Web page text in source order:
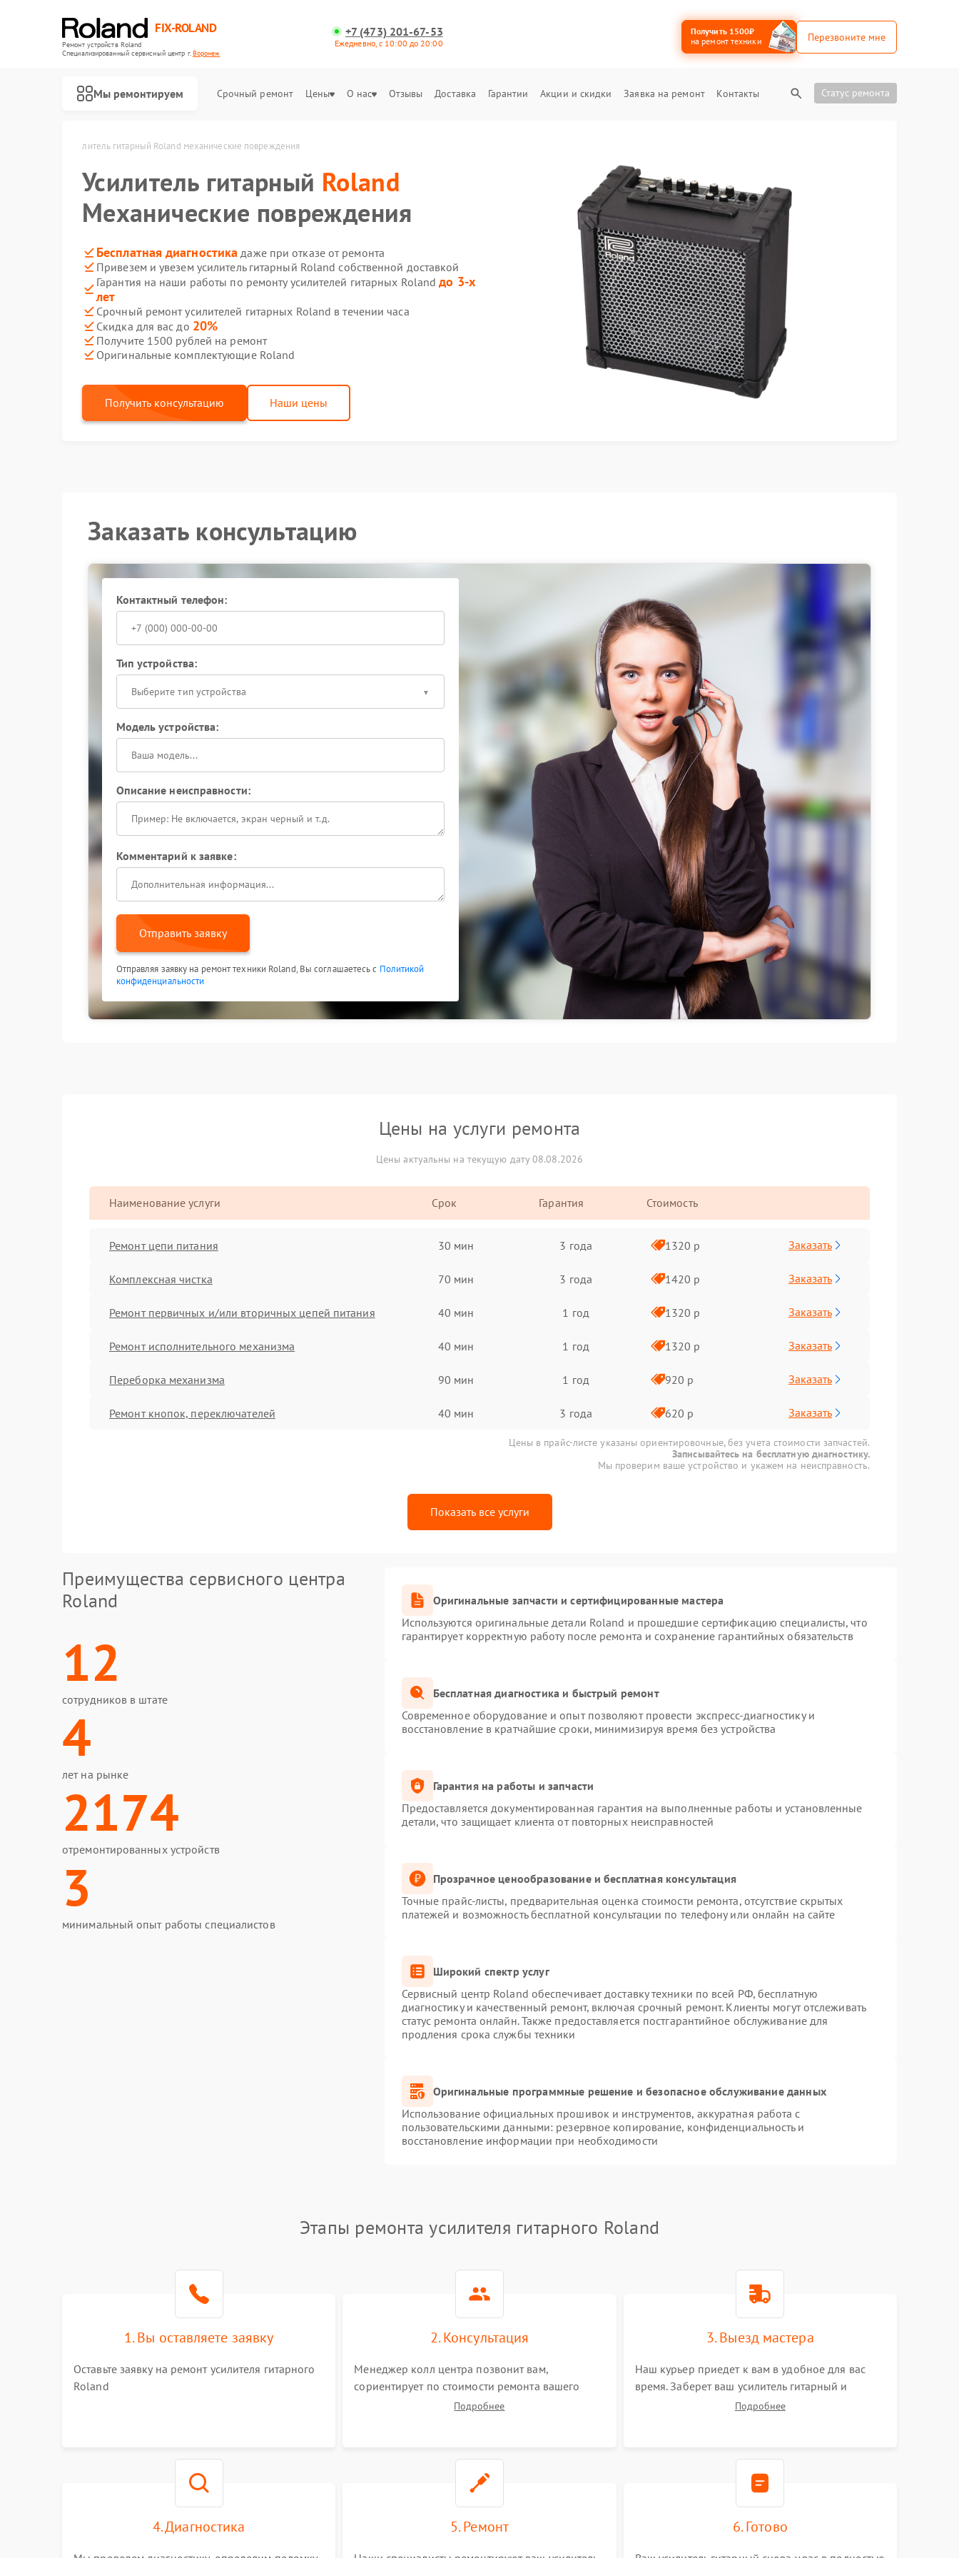
FIX-ROLAND
Ремонт устройств Roland
Специализированный cервисный центр г.Воронеж
+7 (473) 201-67-53
Ежедневно, с 10:00 до 20:00
Получить 1500₽
на ремонт техники
Перезвоните мне
Мы ремонтируем Срочный ремонт Цены О нас Отзывы Доставка Гарантии Акции и скидки Заявка на ремонт Контакты Статус ремонта
Усилитель гитарный Roland механические повреждения
Усилитель гитарный Roland
Механические повреждения
Бесплатная диагностика даже при отказе от ремонта
Привезем и увезем усилитель гитарный Roland собственной доставкой
Гарантия на наши работы по ремонту усилителей гитарных Rolandдо 3-х
лет
Срочный ремонт усилителей гитарных Roland в течении часа
Скидка для вас до 20%
Получите 1500 рублей на ремонт
Оригинальные комплектующие Roland
Получить консультацию Наши цены
Заказать консультацию
Контактный телефон:
Тип устройства:
Выберите тип устройства
Модель устройства:
Описание неисправности:
Комментарий к заявке:
Отправить заявку
Отправляя заявку на ремонт техники Roland, Вы соглашаетесь с Политикой
конфиденциальности
Цены на услуги ремонта
Цены актуальны на текущую дату 08.08.2026
Наименование услуги Срок Гарантия Стоимость
Ремонт цепи питания 30 мин 3 года 1320 р Заказать
Комплексная чистка 70 мин 3 года 1420 р Заказать
Ремонт первичных и/или вторичных цепей питания 40 мин 1 год 1320 р Заказать
Ремонт исполнительного механизма 40 мин 1 год 1320 р Заказать
Переборка механизма 90 мин 1 год 920 р Заказать
Ремонт кнопок, переключателей 40 мин 3 года 620 р Заказать
Цены в прайс-листе указаны ориентировочные, без учета стоимости запчастей.
Записывайтесь на бесплатную диагностику.
Мы проверим ваше устройство и укажем на неисправность.
Показать все услуги
Преимущества сервисного центра
Roland
12
сотрудников в штате
4
лет на рынке
2174
отремонтированных устройств
3
минимальный опыт работы специалистов
Оригинальные запчасти и сертифицированные мастера
Используются оригинальные детали Roland и прошедшие сертификацию специалисты, что
гарантирует корректную работу после ремонта и сохранение гарантийных обязательств
Бесплатная диагностика и быстрый ремонт
Современное оборудование и опыт позволяют провести экспресс-диагностику и
восстановление в кратчайшие сроки, минимизируя время без устройства
Гарантия на работы и запчасти
Предоставляется документированная гарантия на выполненные работы и установленные
детали, что защищает клиента от повторных неисправностей
Прозрачное ценообразование и бесплатная консультация
Точные прайс-листы, предварительная оценка стоимости ремонта, отсутствие скрытых
платежей и возможность бесплатной консультации по телефону или онлайн на сайте
Широкий спектр услуг
Сервисный центр Roland обеспечивает доставку техники по всей РФ, бесплатную
диагностику и качественный ремонт, включая срочный ремонт. Клиенты могут отслеживать
статус ремонта онлайн. Также предоставляется постгарантийное обслуживание для
продления срока службы техники
Оригинальные программные решение и безопасное обслуживание данных
Использование официальных прошивок и инструментов, аккуратная работа с
пользовательскими данными: резервное копирование, конфиденциальность и
восстановление информации при необходимости
Этапы ремонта усилителя гитарного Roland
1. Вы оставляете заявку
Оставьте заявку на ремонт усилителя гитарного
Roland
2. Консультация
Менеджер колл центра позвонит вам,
сориентирует по стоимости ремонта вашего
усилителя гитарного а также ответит на все
Подробнее
3. Выезд мастера
Наш курьер приедет к вам в удобное для вас
время. Заберет ваш усилитель гитарный и
привезет на склад для диагностики.
Подробнее
4. Диагностика 5. Ремонт 6. Готово